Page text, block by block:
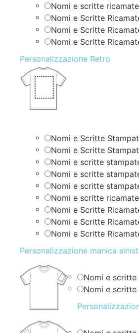
Nomi e scritte
Nomi e Scritte
Nomi e Scritte
Nomi e Scritte
Personalizzazione Retro
Nomi e Scritte
Nomi e Scritte
Nomi e scritte
Nomi e scritte
Nomi e scritte
Nomi e scritte
Nomi e Scritte
Nomi e Scritte
Nomi e Scritte
Personalizzazione manica
Nomi e scritte
Nomi e scritte